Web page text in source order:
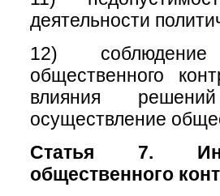
деятельности
12) соблюдение
общественного
влияния
осуществление
Статья 7.
общественного